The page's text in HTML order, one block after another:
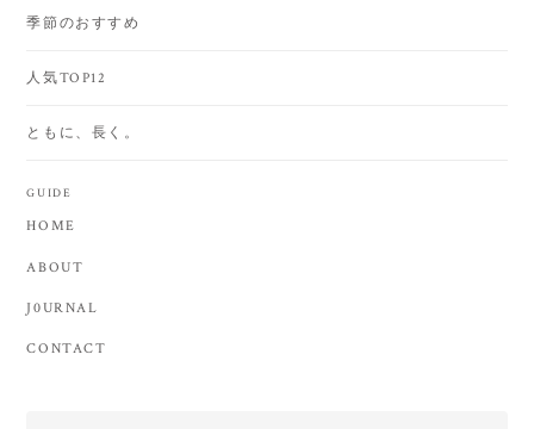
季節のおすすめ
人気TOP12
ともに、長く。
GUIDE
HOME
ABOUT
J0URNAL
CONTACT